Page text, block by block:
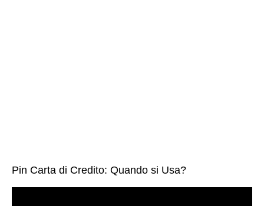
Pin Carta di Credito: Quando si Usa?